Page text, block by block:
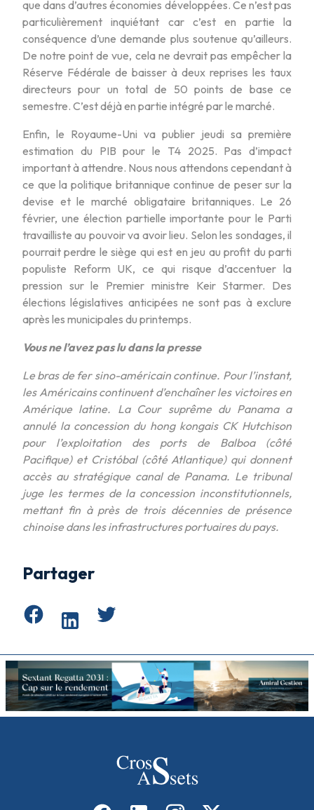
que dans d’autres économies développées. Ce n’est pas
particulièrement inquiétant car c’est en partie la
conséquence d’une demande plus soutenue qu’ailleurs.
De notre point de vue, cela ne devrait pas empêcher la
Réserve Fédérale de baisser à deux reprises les taux
directeurs pour un total de 50 points de base ce
semestre. C’est déjà en partie intégré par le marché.
Enfin, le Royaume-Uni va publier jeudi sa première
estimation du PIB pour le T4 2025. Pas d’impact
important à attendre. Nous nous attendons cependant à
ce que la politique britannique continue de peser sur la
devise et le marché obligataire britanniques. Le 26
février, une élection partielle importante pour le Parti
travailliste au pouvoir va avoir lieu. Selon les sondages, il
pourrait perdre le siège qui est en jeu au profit du parti
populiste Reform UK, ce qui risque d’accentuer la
pression sur le Premier ministre Keir Starmer. Des
élections législatives anticipées ne sont pas à exclure
après les municipales du printemps.
Vous ne l’avez pas lu dans la presse
Le bras de fer sino-américain continue. Pour l’instant,
les Américains continuent d’enchaîner les victoires en
Amérique latine. La Cour suprême du Panama a
annulé la concession du hong kongais CK Hutchison
pour l’exploitation des ports de Balboa (côté
Pacifique) et Cristóbal (côté Atlantique) qui donnent
accès au stratégique canal de Panama. Le tribunal
juge les termes de la concession inconstitutionnels,
mettant fin à près de trois décennies de présence
chinoise dans les infrastructures portuaires du pays.
Partager